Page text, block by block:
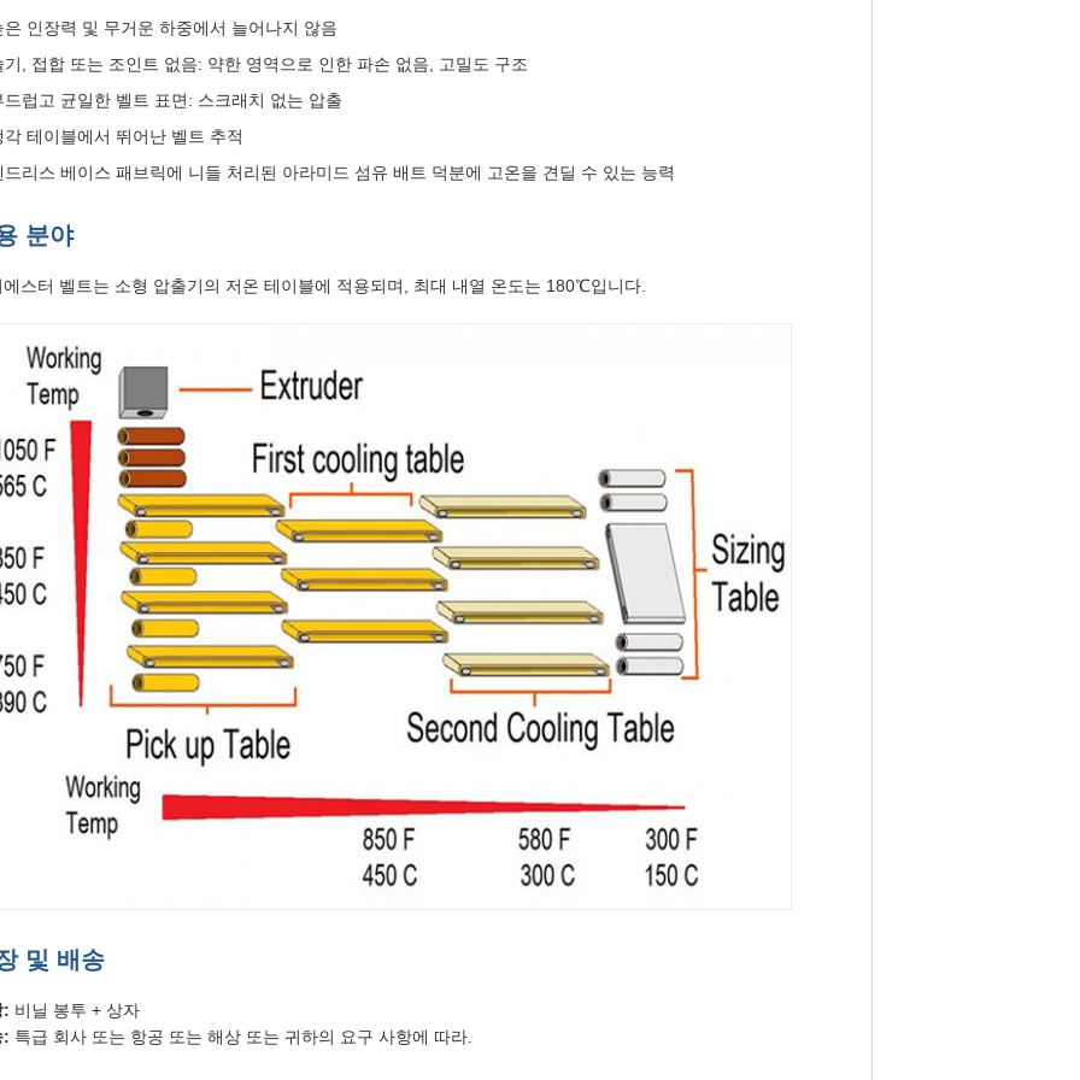
은 인장력 및 무거운 하중에서 늘어나지 않음
기, 접합 또는 조인트 없음: 약한 영역으로 인한 파손 없음, 고밀도 구조
드럽고 균일한 벨트 표면: 스크래치 없는 압출
각 테이블에서 뛰어난 벨트 추적
드리스 베이스 패브릭에 니들 처리된 아라미드 섬유 배트 덕분에 고온을 견딜 수 있는 능력
분야
에스터 벨트는 소형 압출기의 저온 테이블에 적용되며, 최대 내열 온도는 180℃입니다.
및 배송
: 비닐 봉투 + 상자
: 특급 회사 또는 항공 또는 해상 또는 귀하의 요구 사항에 따라.